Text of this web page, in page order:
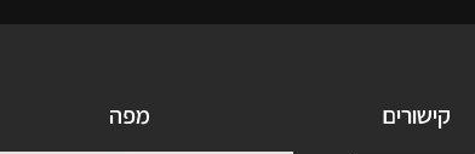
קישורים מפה